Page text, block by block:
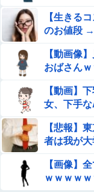
た」と主張して
【画像】タトゥー
レはセクシー過ぎ
w w w w
海外「飛田新地で
かよ」⇒ 晒された
村重杏奈、写真集
いが最高過ぎる！
【画像】『To
確すぎる
女さん、ワンピー
捕ｗｗｗ
【生きる
のお値段 →
【動画像
おばさん
【動画】
女、下手
【悲報】
者は我が大
【画像】
ｗｗｗｗ